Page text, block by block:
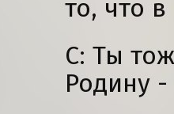
то, что
С: Ты
Родину -